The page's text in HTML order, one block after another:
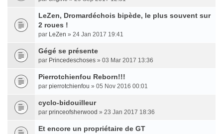
LeZen, Dromardéchois bipède, le plus souvent sur
2 roues !
par LeZen » 24 Jan 2017 19:41
Gégé se présente
par Princedeschoses » 03 Mar 2017 13:36
Pierrotchienfou Reborn!!!
par pierrotchienfou » 05 Nov 2016 00:01
cyclo-bidouilleur
par princeofsherwood » 23 Jan 2017 18:36
Et encore un propriétaire de GT